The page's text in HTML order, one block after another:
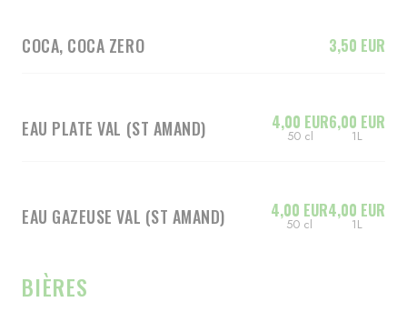
COCA, COCA ZERO 3,50 EUR
EAU PLATE VAL (ST AMAND) 4,00 EUR
50 cl
6,00 EUR
1L
EAU GAZEUSE VAL (ST AMAND) 4,00 EUR
50 cl
4,00 EUR
1L
BIÈRES